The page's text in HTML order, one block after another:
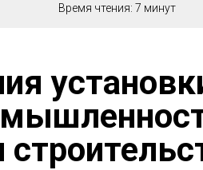
Время чтения:7 минут